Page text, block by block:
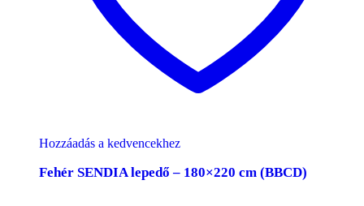
Hozzáadás a kedvencekhez
Fehér SENDIA lepedő – 180×220 cm (BBCD)